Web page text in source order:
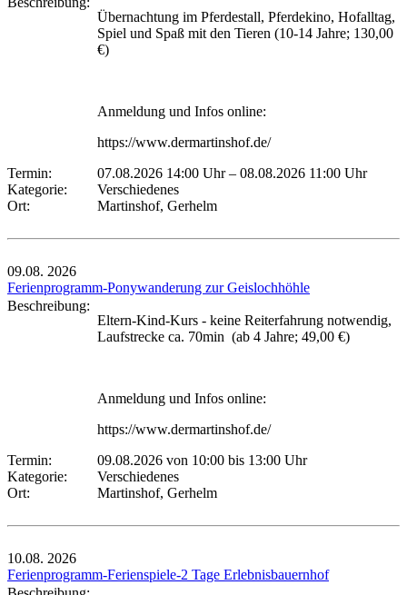
Übernachtung im Pferdestall, Pferdekino, Hofalltag,
Spiel und Spaß mit den Tieren (10-14 Jahre; 130,00
€)
Anmeldung und Infos online:
https://www.dermartinshof.de/
Termin:
07.08.2026 14:00 Uhr– 08.08.2026 11:00 Uhr
Kategorie:
Verschiedenes
Ort:
Martinshof, Gerhelm
09.08. 2026
Ferienprogramm-Ponywanderung zur Geislochhöhle
Beschreibung:
Eltern-Kind-Kurs - keine Reiterfahrung notwendig,
Laufstrecke ca. 70min (ab 4 Jahre; 49,00 €)
Anmeldung und Infos online:
https://www.dermartinshof.de/
Termin:
09.08.2026 von 10:00 bis 13:00 Uhr
Kategorie:
Verschiedenes
Ort:
Martinshof, Gerhelm
10.08. 2026
Ferienprogramm-Ferienspiele-2 Tage Erlebnisbauernhof